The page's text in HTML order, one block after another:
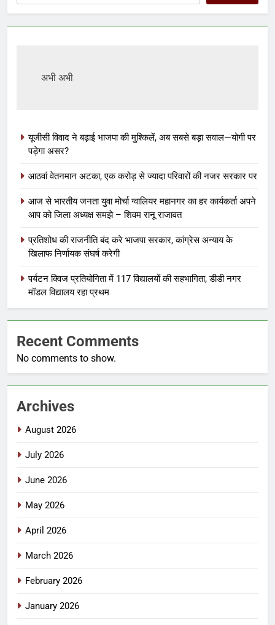
अभी अभी
यूजीसी विवाद ने बढ़ाई भाजपा की मुश्किलें, अब सबसे बड़ा सवाल—योगी पर
पड़ेगा असर?
आठवां वेतनमान अटका, एक करोड़ से ज्यादा परिवारों की नजर सरकार पर
आज से भारतीय जनता युवा मोर्चा ग्वालियर महानगर का हर कार्यकर्ता अपने
आप को जिला अध्यक्ष समझे – शिवम रानू राजावत
प्रतिशोध की राजनीति बंद करे भाजपा सरकार, कांग्रेस अन्याय के
खिलाफ निर्णायक संघर्ष करेगी
पर्यटन क्विज प्रतियोगिता में 117 विद्यालयों की सहभागिता, डीडी नगर
मॉडल विद्यालय रहा प्रथम
Recent Comments
No comments to show.
Archives
August 2026
July 2026
June 2026
May 2026
April 2026
March 2026
February 2026
January 2026